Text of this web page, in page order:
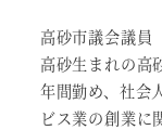
高砂市議会議員
高砂生まれの高
年間勤め、社会
ビス業の創業に